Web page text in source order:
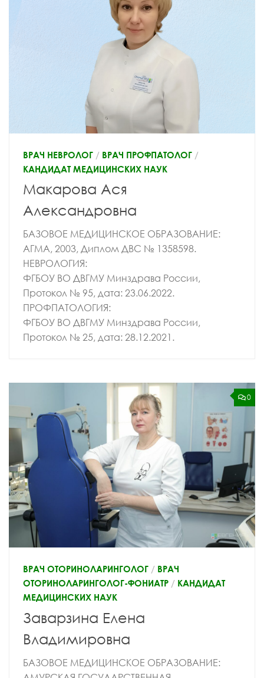
ВРАЧ НЕВРОЛОГ / ВРАЧ ПРОФПАТОЛОГ /
КАНДИДАТ МЕДИЦИНСКИХ НАУК
Макарова Ася
Александровна
БАЗОВОЕ МЕДИЦИНСКОЕ ОБРАЗОВАНИЕ:
АГМА, 2003, Диплом ДВС № 1358598.
НЕВРОЛОГИЯ:
ФГБОУ ВО ДВГМУ Минздрава России,
Протокол № 95, дата: 23.06.2022.
ПРОФПАТОЛОГИЯ:
ФГБОУ ВО ДВГМУ Минздрава России,
Протокол № 25, дата: 28.12.2021.
0
ВРАЧ ОТОРИНОЛАРИНГОЛОГ / ВРАЧ
ОТОРИНОЛАРИНГОЛОГ-ФОНИАТР / КАНДИДАТ
МЕДИЦИНСКИХ НАУК
Заварзина Елена
Владимировна
БАЗОВОЕ МЕДИЦИНСКОЕ ОБРАЗОВАНИЕ: